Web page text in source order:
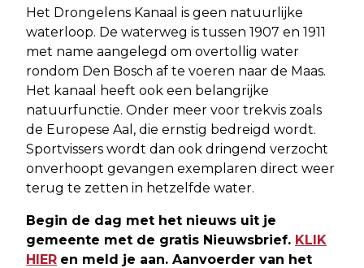
Het Drongelens Kanaal is geen natuurlijke
waterloop. De waterweg is tussen 1907 en 1911
met name aangelegd om overtollig water
rondom Den Bosch af te voeren naar de Maas.
Het kanaal heeft ook een belangrijke
natuurfunctie. Onder meer voor trekvis zoals
de Europese Aal, die ernstig bedreigd wordt.
Sportvissers wordt dan ook dringend verzocht
onverhoopt gevangen exemplaren direct weer
terug te zetten in hetzelfde water.
Begin de dag met het nieuws uit je
gemeente met de gratis Nieuwsbrief. KLIK
HIER en meld je aan. Aanvoerder van het